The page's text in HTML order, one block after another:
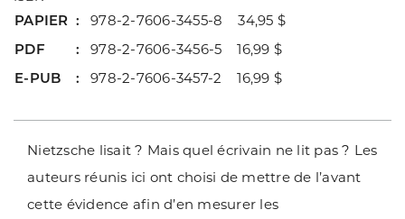
PAPIER
978-2-7606-3455-8 34,95 $
PDF
978-2-7606-3456-5 16,99 $
E-PUB
978-2-7606-3457-2 16,99 $
Nietzsche lisait ? Mais quel écrivain ne lit pas ? Les
auteurs réunis ici ont choisi de mettre de l’avant
cette évidence afin d’en mesurer les